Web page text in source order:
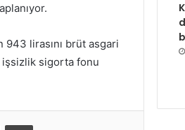
lirasını brüt asgari
sigorta fonu
Posta ile paylaş Yazdır